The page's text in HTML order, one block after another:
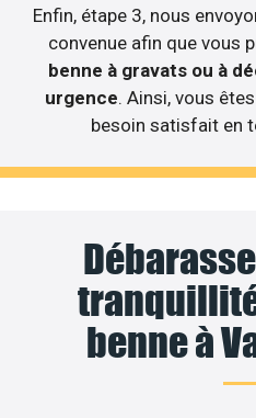
Enfin, étape 3, nous
convenue afin que vous
benne à gravats ou à
urgence. Ainsi, vous
besoin satisfait en
benne à